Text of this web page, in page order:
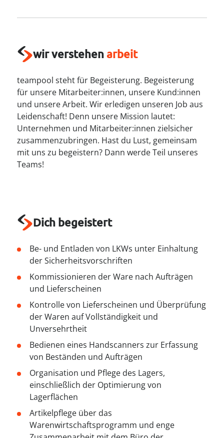
----
----
wir verstehen arbeit
teampool steht für Begeisterung. Begeisterung
für unsere Mitarbeiter:innen, unsere Kund:innen
und unsere Arbeit. Wir erledigen unseren Job aus
Leidenschaft! Denn unsere Mission lautet:
Unternehmen und Mitarbeiter:innen zielsicher
zusammenzubringen. Hast du Lust, gemeinsam
mit uns zu begeistern? Dann werde Teil unseres
Teams!
Dich begeistert
Be- und Entladen von LKWs unter Einhaltung
der Sicherheitsvorschriften
Kommissionieren der Ware nach Aufträgen
und Lieferscheinen
Kontrolle von Lieferscheinen und Überprüfung
der Waren auf Vollständigkeit und
Unversehrtheit
Bedienen eines Handscanners zur Erfassung
von Beständen und Aufträgen
Organisation und Pflege des Lagers,
einschließlich der Optimierung von
Lagerflächen
Artikelpflege über das
Warenwirtschaftsprogramm und enge